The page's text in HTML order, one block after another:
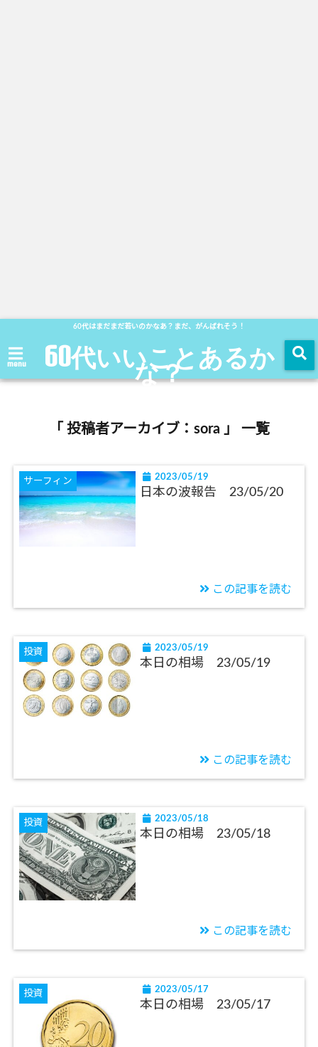
60代はまだまだ若いのかなあ？まだ、がんばれそう！
menu 60代いいことあるか
な？
「 投稿者アーカイブ：sora 」 一覧
サーフィン 2023/05/19
日本の波報告 23/05/20
この記事を読む
投資 2023/05/19
本日の相場 23/05/19
この記事を読む
投資 2023/05/18
本日の相場 23/05/18
この記事を読む
投資 2023/05/17
本日の相場 23/05/17